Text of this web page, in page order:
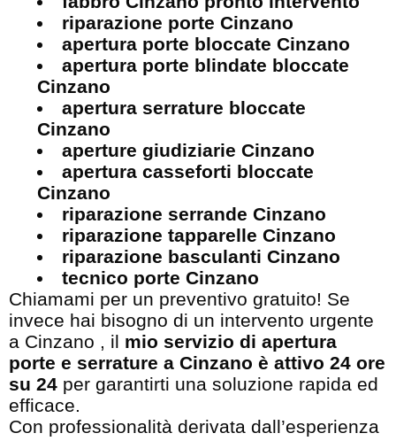
riparazione porte Cinzano
apertura porte bloccate Cinzano
apertura porte blindate bloccate
Cinzano
apertura serrature bloccate
Cinzano
aperture giudiziarie Cinzano
apertura casseforti bloccate
Cinzano
riparazione serrande Cinzano
riparazione tapparelle Cinzano
riparazione basculanti Cinzano
tecnico porte Cinzano
Chiamami per un preventivo gratuito! Se
invece hai bisogno di un intervento urgente
a Cinzano , il mio servizio di apertura
porte e serrature a Cinzano è attivo 24 ore
su 24 per garantirti una soluzione rapida ed
efficace.
Con professionalità derivata dall’esperienza